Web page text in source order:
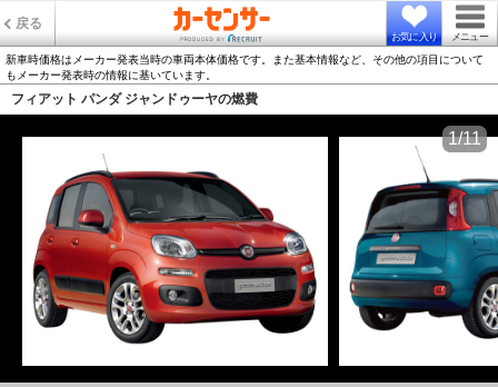
戻る
お気に入り メニュー
新車時価格はメーカー発表当時の車両本体価格です。また基本情報など、その他の項目について
もメーカー発表時の情報に基いています。
フィアット パンダ ジャンドゥーヤの燃費
1/11